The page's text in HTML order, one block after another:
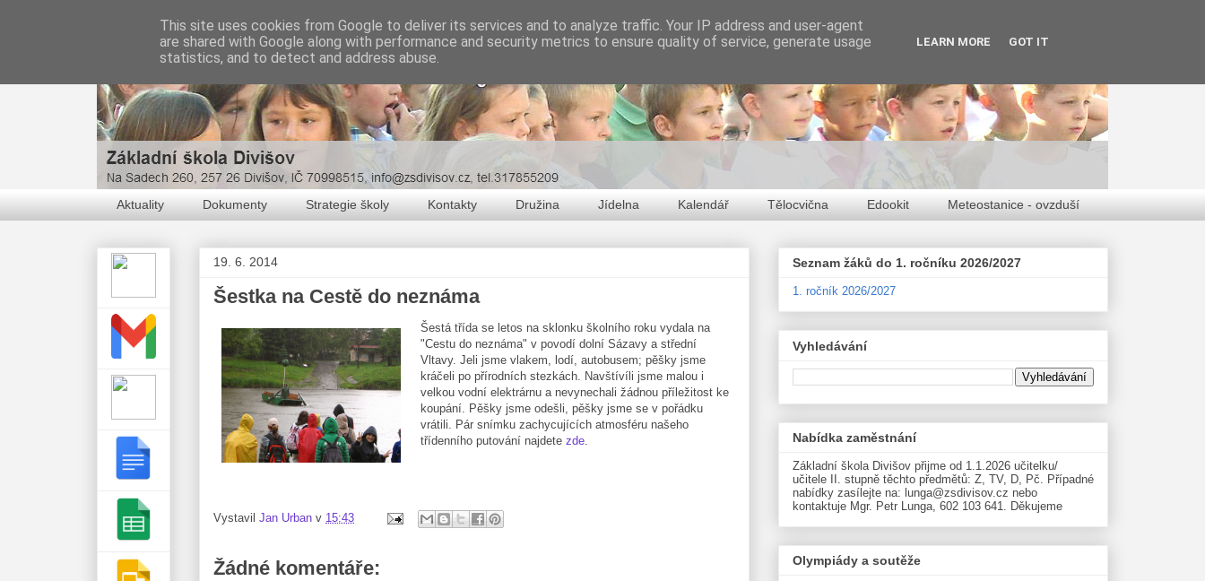
Aktuality Dokumenty Strategie školy Kontakty Družina Jídelna Kalendář Tělocvična Edookit Meteostanice - ovzduší
19. 6. 2014
Šestka na Cestě do neznáma
Šestá třída se letos na sklonku školního roku vydala na
"Cestu do neznáma" v povodí dolní Sázavy a střední
Vltavy. Jeli jsme vlakem, lodí, autobusem; pěšky jsme
kráčeli po přírodních stezkách. Navštívíli jsme malou i
velkou vodní elektrárnu a nevynechali žádnou příležitost ke
koupání. Pěšky jsme odešli, pěšky jsme se v pořádku
vrátili. Pár snímku zachycujících atmosféru našeho
třídenního putování najdete zde
Vystavil Jan Urban v 15:43
Žádné komentáře:
Seznam žáků do 1. ročníku 2026/2027
1. ročník 2026/2027
Vyhledávání
Nabídka zaměstnání
Základní škola Divišov přijme od 1.1.2026 učitelku/
učitele II. stupně těchto předmětů: Z, TV, D, Pč. Případné
nabídky zasílejte na: lunga@zsdivisov.cz nebo
kontaktuje Mgr. Petr Lunga, 602 103 641. Děkujeme
Olympiády a soutěže
This site uses cookies from Google to deliver its services and to analyze traffic. Your IP address and user-agent
are shared with Google along with performance and security metrics to ensure quality of service, generate usage
statistics, and to detect and address abuse.
LEARN MORE GOT IT